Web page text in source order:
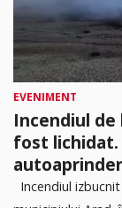
EVENIMENT
Incendiul de
fost lichidat.
Incendiul